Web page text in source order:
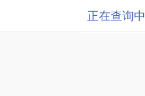
正在查询中